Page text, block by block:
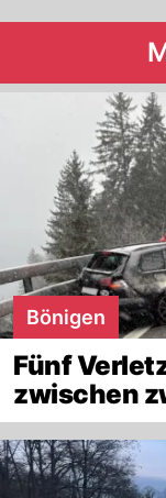
Bönigen
Fünf
zwischen